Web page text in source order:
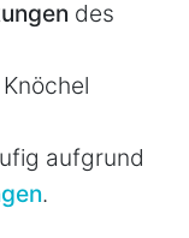
des
aufgrund
.